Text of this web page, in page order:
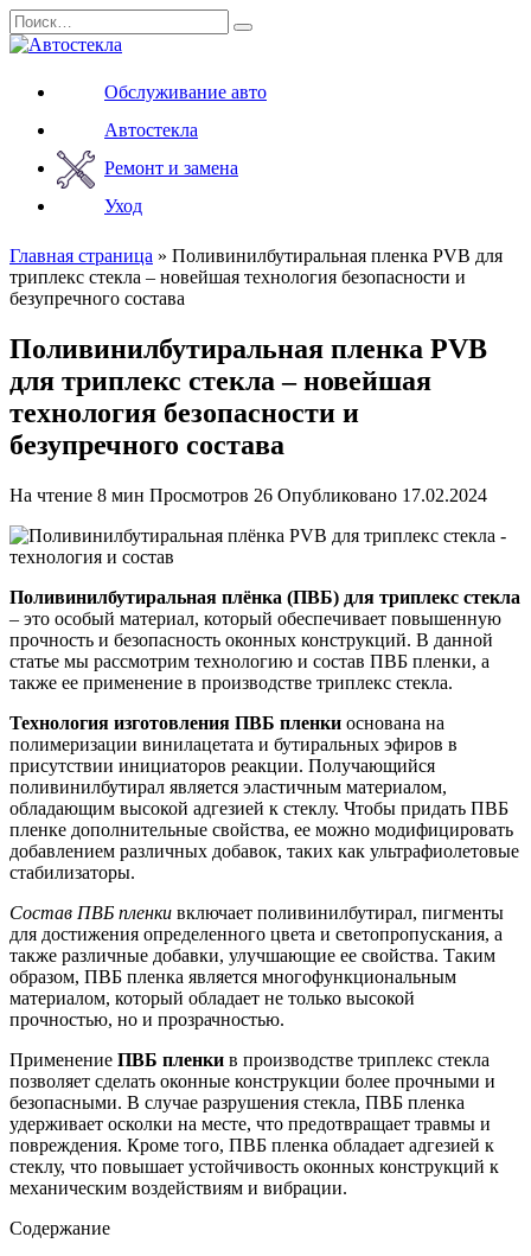
Перейти
к
Search
for:
Обслуживание авто
Автостекла
Ремонт и замена
Уход
Главная страница » Поливинилбутиральная пленка PVB для
триплекс стекла – новейшая технология безопасности и
безупречного состава
Поливинилбутиральная пленка PVB
для триплекс стекла – новейшая
технология безопасности и
безупречного состава
На чтение 8 мин Просмотров 26 Опубликовано 17.02.2024
Поливинилбутиральная плёнка (ПВБ) для триплекс стекла
– это особый материал, который обеспечивает повышенную
прочность и безопасность оконных конструкций. В данной
статье мы рассмотрим технологию и состав ПВБ пленки, а
также ее применение в производстве триплекс стекла.
Технология изготовления ПВБ пленки основана на
полимеризации винилацетата и бутиральных эфиров в
присутствии инициаторов реакции. Получающийся
поливинилбутирал является эластичным материалом,
обладающим высокой адгезией к стеклу. Чтобы придать ПВБ
пленке дополнительные свойства, ее можно модифицировать
добавлением различных добавок, таких как ультрафиолетовые
стабилизаторы.
Состав ПВБ пленки включает поливинилбутирал, пигменты
для достижения определенного цвета и светопропускания, а
также различные добавки, улучшающие ее свойства. Таким
образом, ПВБ пленка является многофункциональным
материалом, который обладает не только высокой
прочностью, но и прозрачностью.
Применение ПВБ пленки в производстве триплекс стекла
позволяет сделать оконные конструкции более прочными и
безопасными. В случае разрушения стекла, ПВБ пленка
удерживает осколки на месте, что предотвращает травмы и
повреждения. Кроме того, ПВБ пленка обладает адгезией к
стеклу, что повышает устойчивость оконных конструкций к
механическим воздействиям и вибрации.
Содержание